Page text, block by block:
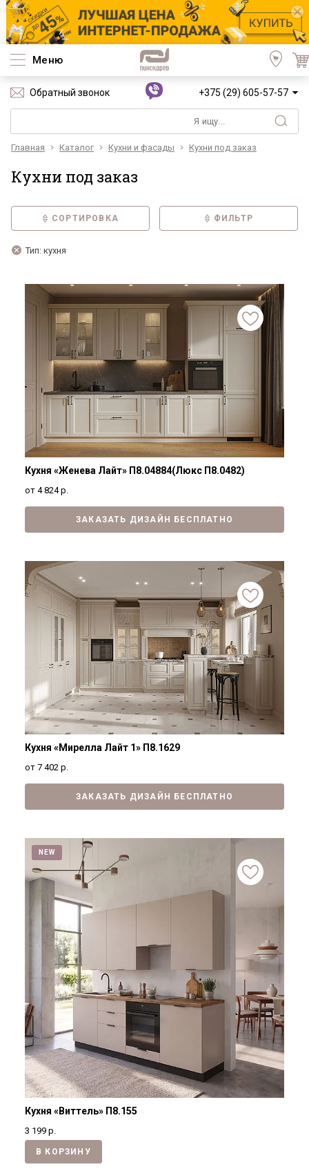
Меню
Обратный звонок +375 (29) 605-57-57
Главная Каталог Кухни и фасады Кухни под заказ
Кухни под заказ
СОРТИРОВКА ФИЛЬТР
Тип: кухня
Кухня «Женева Лайт» П8.04884(Люкс П8.0482)
от 4 824р.
ЗАКАЗАТЬ ДИЗАЙН БЕСПЛАТНО
Кухня «Мирелла Лайт 1» П8.1629
от 7 402 р.
ЗАКАЗАТЬ ДИЗАЙН БЕСПЛАТНО
NEW
Кухня «Виттель» П8.155
3 199 р.
В КОРЗИНУ